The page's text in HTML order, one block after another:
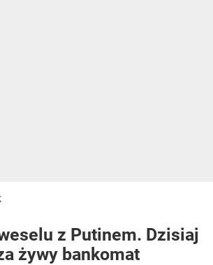
z Putinem. Dzisiaj
żywy bankomat